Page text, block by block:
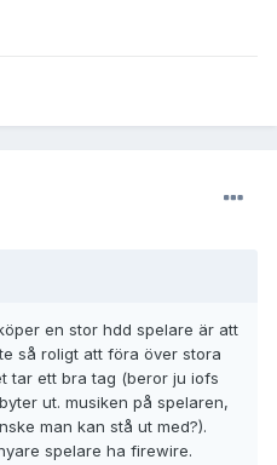
en stor hdd spelare är att
så roligt att föra över stora
tar ett bra tag (beror ju iofs
ut. musiken på spelaren,
man kan stå ut med?).
spelare ha firewire.